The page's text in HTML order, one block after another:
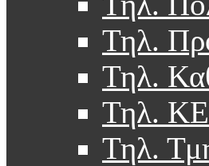
Τηλ.
Τηλ.
Τηλ.
Τηλ.